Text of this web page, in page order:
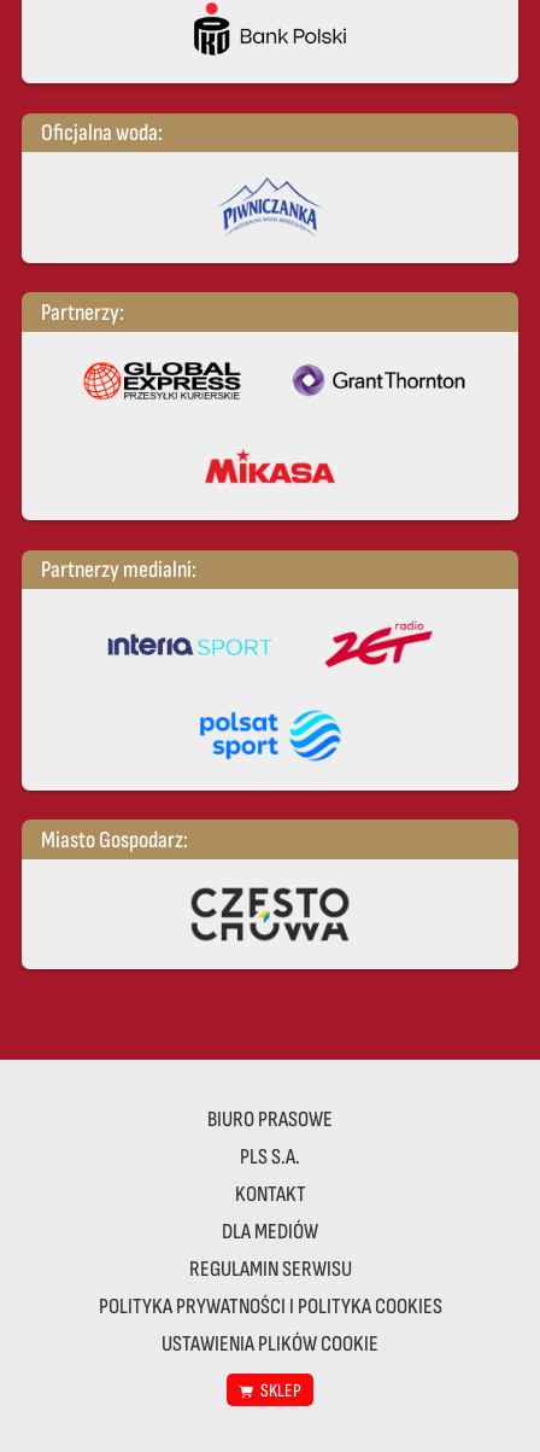
Oficjalna woda:
Partnerzy:
Partnerzy medialni:
Miasto Gospodarz:
BIURO PRASOWE
PLS S.A.
KONTAKT
DLA MEDIÓW
REGULAMIN SERWISU
POLITYKA PRYWATNOŚCI I POLITYKA COOKIES
USTAWIENIA PLIKÓW COOKIE
SKLEP